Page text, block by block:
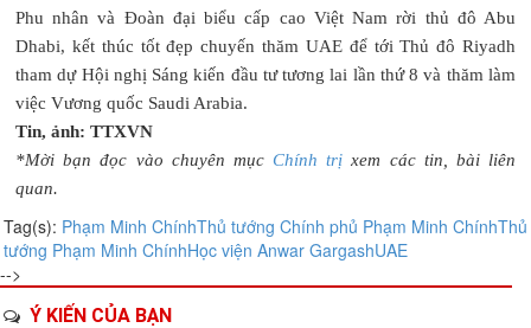
Phu nhân và Đoàn đại biểu cấp cao Việt Nam rời thủ đô Abu
Dhabi, kết thúc tốt đẹp chuyến thăm UAE để tới Thủ đô Riyadh
tham dự Hội nghị Sáng kiến đầu tư tương lai lần thứ 8 và thăm làm
việc Vương quốc Saudi Arabia.
Tin, ảnh: TTXVN
*Mời bạn đọc vào chuyên mục Chính trị xem các tin, bài liên
quan.
Tag(s): Phạm Minh ChínhThủ tướng Chính phủ Phạm Minh ChínhThủ
tướng Phạm Minh ChínhHọc viện Anwar GargashUAE
-->
Ý KIẾN CỦA BẠN